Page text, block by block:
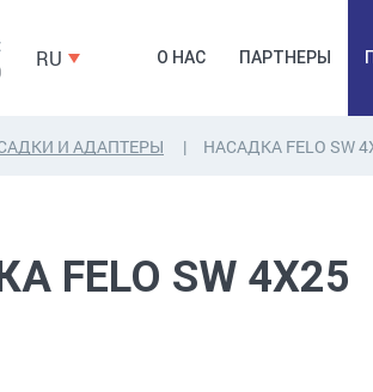
RU О НАС ПАРТНЕРЫ
ЛЕНТЫ, ГВОЗДИ
И АДАПТЕРЫ НАСАДКA FELO SW
FELO SW 4X25